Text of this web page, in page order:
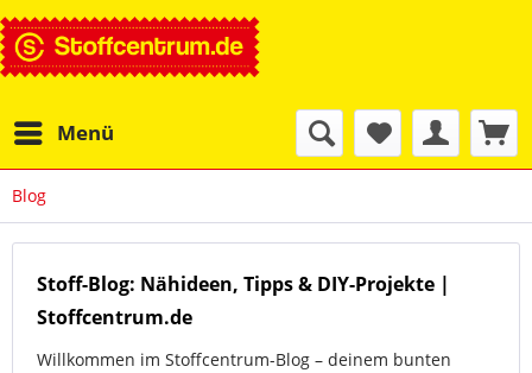
Menü
Blog
Stoff-Blog: Nähideen, Tipps & DIY-Projekte |
Stoffcentrum.de
Willkommen im Stoffcentrum-Blog – deinem bunten